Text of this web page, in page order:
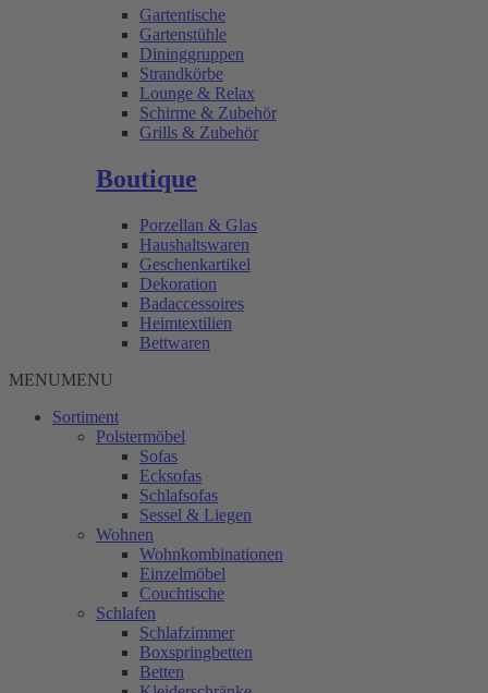
Gartentische
Gartenstühle
Dininggruppen
Strandkörbe
Lounge & Relax
Schirme & Zubehör
Grills & Zubehör
Boutique
Porzellan & Glas
Haushaltswaren
Geschenkartikel
Dekoration
Badaccessoires
Heimtextilien
Bettwaren
MENUMENU
Sortiment
Polstermöbel
Sofas
Ecksofas
Schlafsofas
Sessel & Liegen
Wohnen
Wohnkombinationen
Einzelmöbel
Couchtische
Schlafen
Schlafzimmer
Boxspringbetten
Betten